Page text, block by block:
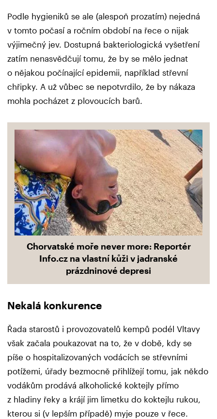
Podle hygieniků se ale (alespoň prozatím) nejedná
v tomto počasí a ročním období na řece o nijak
výjimečný jev. Dostupná bakteriologická vyšetření
zatím nenasvědčují tomu, že by se mělo jednat
o nějakou počínající epidemii, například střevní
chřipky. A už vůbec se nepotvrdilo, že by nákaza
mohla pocházet z plovoucích barů.
Chorvatské moře never more: Reportér
Info.cz na vlastní kůži v jadranské
prázdninové depresi
Nekalá konkurence
Řada starostů i provozovatelů kempů podél Vltavy
však začala poukazovat na to, že v době, kdy se
píše o hospitalizovaných vodácích se střevními
potížemi, úřady bezmocně přihlížejí tomu, jak někdo
vodákům prodává alkoholické koktejly přímo
z hladiny řeky a krájí jim limetku do koktejlu rukou,
kterou si (v lepším případě) myje pouze v řece.